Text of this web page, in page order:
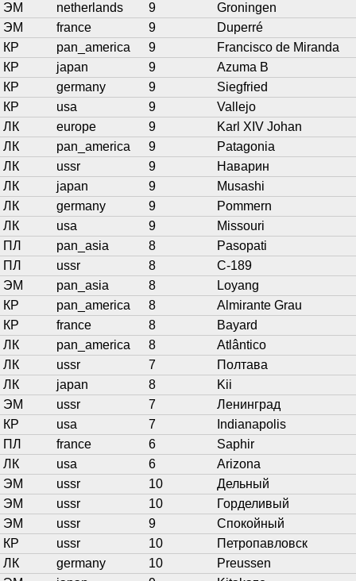
ЭМ
netherlands 9
Groningen
ЭМ
france 9
Duperré
КР
pan_america 9
Francisco de Miranda
КР
japan 9
Azuma B
КР
germany 9
Siegfried
КР
usa 9
Vallejo
ЛК
europe 9
Karl XIV Johan
ЛК
pan_america 9
Patagonia
ЛК
ussr 9
Наварин
ЛК
japan 9
Musashi
ЛК
germany 9
Pommern
ЛК
usa 9
Missouri
ПЛ
pan_asia 8
Pasopati
ПЛ
ussr 8
С-189
ЭМ
pan_asia 8
Loyang
КР
pan_america 8
Almirante Grau
КР
france 8
Bayard
ЛК
pan_america 8
Atlântico
ЛК
ussr 7
Полтава
ЛК
japan 8
Kii
ЭМ
ussr 7
Ленинград
КР
usa 7
Indianapolis
ПЛ
france 6
Saphir
ЛК
usa 6
Arizona
ЭМ
ussr 10
Дельный
ЭМ
ussr 10
Горделивый
ЭМ
ussr 9
Спокойный
КР
ussr 10
Петропавловск
ЛК
germany 10
Preussen